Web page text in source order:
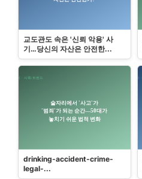
교도관도 속은 '신뢰 악용' 사
기…당신의 자산은 안전한...
drinking-accident-crime-
legal-...